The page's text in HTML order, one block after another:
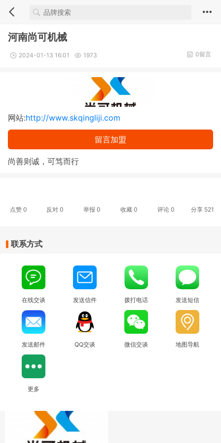
河南尚可机械
2024-01-13 16:01 1973 0留言
网站:http://www.skqingliji.com
留言加盟
尚善则诚，可笃而行
点赞 0 反对0 举报 0 收藏 0 评论 0 分享 521
联系方式
在线交谈 发送信件 拨打电话 发送短信
发送邮件 QQ交谈 微信交谈 地图导航
更多